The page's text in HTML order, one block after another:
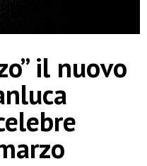
il nuovo